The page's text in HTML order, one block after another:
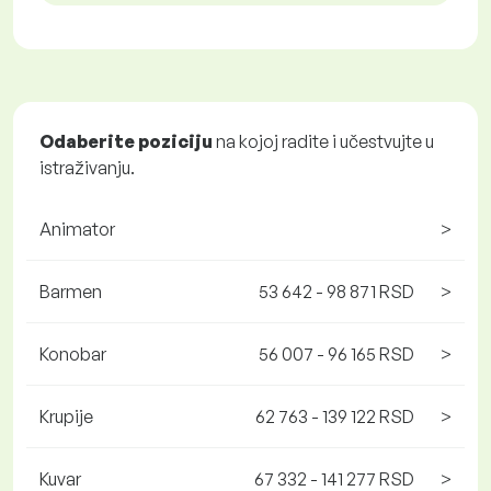
Odaberite poziciju na kojoj radite i učestvujte u
istraživanju.
Animator >
Barmen 53 642 - 98 871 RSD >
Konobar 56 007 - 96 165 RSD >
Krupije 62 763 - 139 122 RSD >
Kuvar 67 332 - 141 277 RSD >